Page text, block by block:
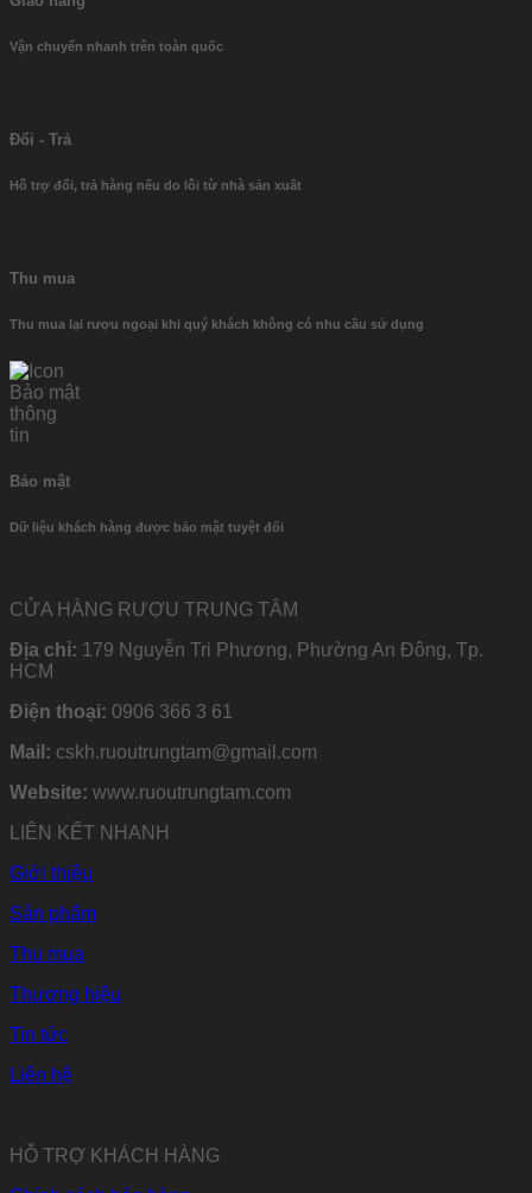
Vận chuyển nhanh trên toàn quốc
Đổi - Trả
Hỗ trợ đổi, trả hàng nếu do lỗi từ nhà sản xuất
Thu mua
Thu mua lại rượu ngoại khi quý khách không có nhu cầu sử dụng
Bảo mật
Dữ liệu khách hàng được bảo mật tuyệt đối
CỬA HÀNG RƯỢU TRUNG TÂM
Địa chỉ: 179 Nguyễn Tri Phương, Phường An Đông, Tp.
HCM
Điện thoại: 0906 366 3 61
Mail: cskh.ruoutrungtam@gmail.com
Website: www.ruoutrungtam.com
LIÊN KẾT NHANH
Giới thiệu
Sản phẩm
Thu mua
Thương hiệu
Tin tức
Liên hệ
HỖ TRỢ KHÁCH HÀNG